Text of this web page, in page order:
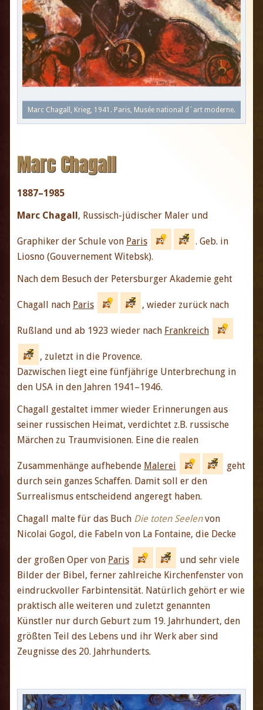
Marc Chagall, Krieg, 1941. Paris, Musée national d´art moderne.
Marc Chagall
1887–1985
Marc Chagall, Russisch-jüdischer Maler und
Graphiker der Schule von Paris
. Geb. in
Liosno (Gouvernement Witebsk).
Nach dem Besuch der Petersburger Akademie geht
Chagall nach Paris , wieder zurück nach
Rußland und ab 1923 wieder nach Frankreich
, zuletzt in die Provence.
Dazwischen liegt eine fünfjährige Unterbrechung in
den USA in den Jahren 1941–1946.
Chagall gestaltet immer wieder Erinnerungen aus
seiner russischen Heimat, verdichtet z.B. russische
Märchen zu Traumvisionen. Eine die realen
Zusammenhänge aufhebende Malerei
geht
durch sein ganzes Schaffen. Damit soll er den
Surrealismus entscheidend angeregt haben.
Chagall malte für das Buch Die toten Seelenvon
Nicolai Gogol, die Fabeln von La Fontaine, die Decke
der großen Oper von Paris
und sehr viele
Bilder der Bibel, ferner zahlreiche Kirchenfenster von
eindruckvoller Farbintensität. Natürlich gehört er wie
praktisch alle weiteren und zuletzt genannten
Künstler nur durch Geburt zum 19. Jahrhundert, den
größten Teil des Lebens und ihr Werk aber sind
Zeugnisse des 20. Jahrhunderts.